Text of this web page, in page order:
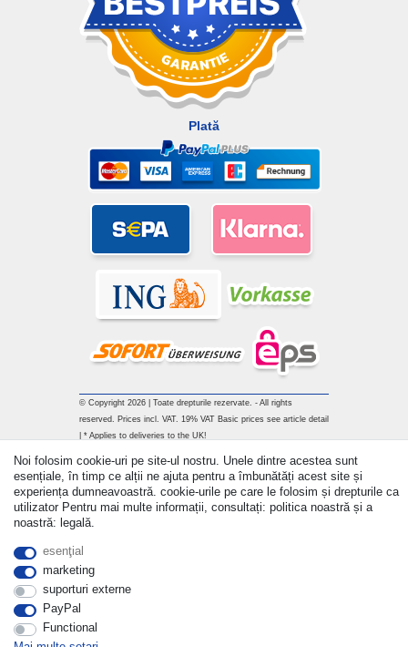
Plată
© Copyright 2026 | Toate drepturile rezervate. - All rights
reserved. Prices incl. VAT. 19% VAT Basic prices see article detail
| * Applies to deliveries to the UK!
Noi folosim cookie-uri pe site-ul nostru. Unele dintre acestea sunt
esențiale, în timp ce alții ne ajuta pentru a îmbunătăți acest site și
experiența dumneavoastră. cookie-urile pe care le folosim și drepturile ca
utilizator Pentru mai multe informații, consultați: politica noastră și a
noastră: legală.
esenţial
marketing
suporturi externe
PayPal
Functional
Withdraw from contract here
a lua legatura